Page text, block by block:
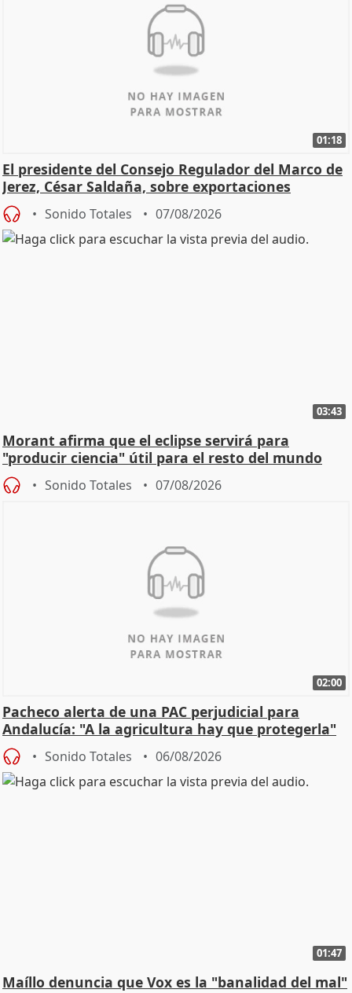
01:18
El presidente del Consejo Regulador del Marco de
Jerez, César Saldaña, sobre exportaciones
Sonido Totales 07/08/2026
03:43
Morant afirma que el eclipse servirá para
"producir ciencia" útil para el resto del mundo
Sonido Totales 07/08/2026
02:00
Pacheco alerta de una PAC perjudicial para
Andalucía: "A la agricultura hay que protegerla"
Sonido Totales 06/08/2026
01:47
Maíllo denuncia que Vox es la "banalidad del mal"